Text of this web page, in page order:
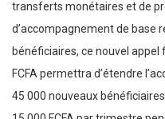
transferts monétaires et de
d’accompagnement de base
bénéficiaires, ce nouvel appel
FCFA permettra d’étendre
45 000 nouveaux